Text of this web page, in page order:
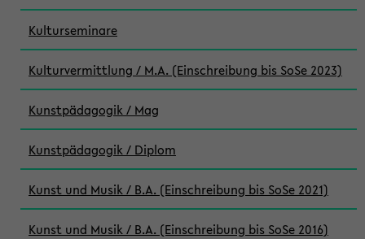
Kulturseminare
Kulturvermittlung / M.A. (Einschreibung bis SoSe 2023)
Kunstpädagogik / Mag
Kunstpädagogik / Diplom
Kunst und Musik / B.A. (Einschreibung bis SoSe 2021)
Kunst und Musik / B.A. (Einschreibung bis SoSe 2016)